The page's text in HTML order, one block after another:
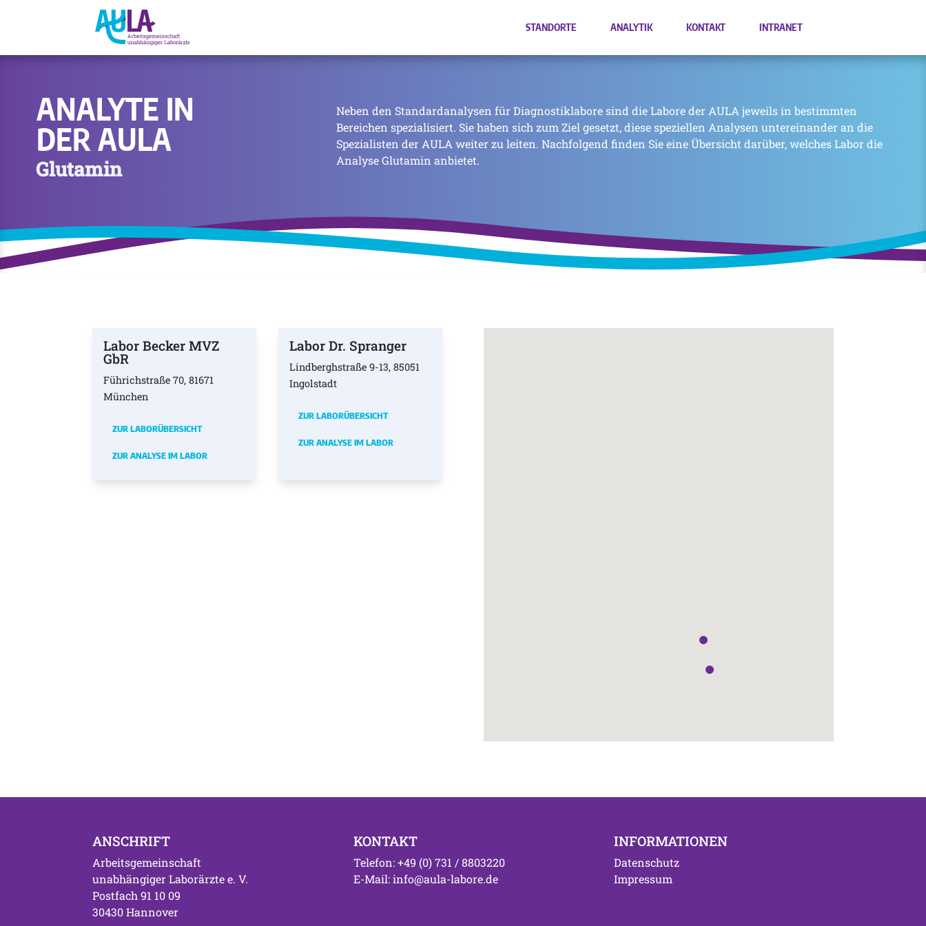
STANDORTE ANALYTIK KONTAKT INTRANET
ANALYTE IN
DER AULA
Glutamin
Neben den Standardanalysen für Diagnostiklabore sind die Labore der AULA jeweils in bestimmten
Bereichen spezialisiert. Sie haben sich zum Ziel gesetzt, diese speziellen Analysen untereinander an die
Spezialisten der AULA weiter zu leiten. Nachfolgend finden Sie eine Übersicht darüber, welches Labor die
Analyse Glutamin anbietet.
Labor Becker MVZ
GbR
Führichstraße 70, 81671
München
ZUR LABORÜBERSICHT
ZUR ANALYSE IM LABOR
Labor Dr. Spranger
Lindberghstraße 9-13, 85051
Ingolstadt
ZUR LABORÜBERSICHT
ZUR ANALYSE IM LABOR
ANSCHRIFT
Arbeitsgemeinschaft
unabhängiger Laborärzte e. V.
Postfach 91 10 09
30430 Hannover
KONTAKT
Telefon: +49 (0) 731 / 8803220
E-Mail: info@aula-labore.de
INFORMATIONEN
Datenschutz
Impressum